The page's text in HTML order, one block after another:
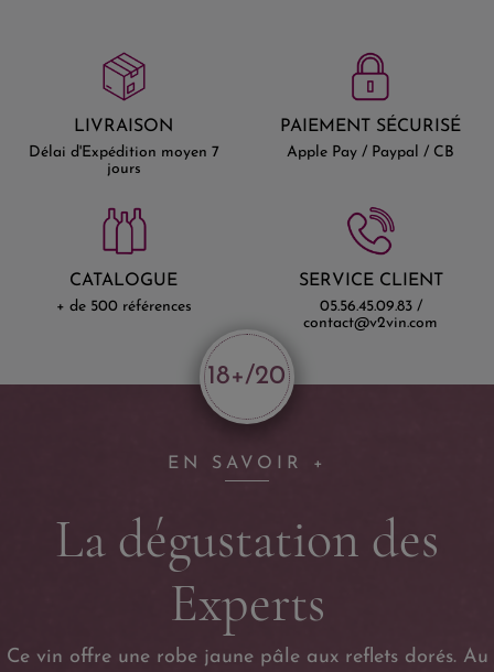
LIVRAISON
Délai d'Expédition moyen 7
jours
PAIEMENT SÉCURISÉ
Apple Pay / Paypal / CB
CATALOGUE
+ de 500 références
SERVICE CLIENT
05.56.45.09.83 /
contact@v2vin.com
18+/20
EN SAVOIR +
La dégustation des
Experts
Ce vin offre une robe jaune pâle aux reflets dorés. Au